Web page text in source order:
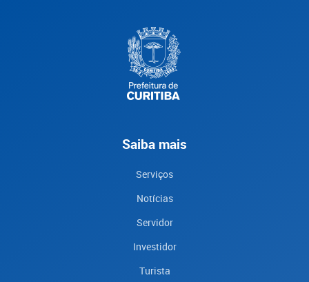
Saiba mais
Serviços
Notícias
Servidor
Investidor
Turista